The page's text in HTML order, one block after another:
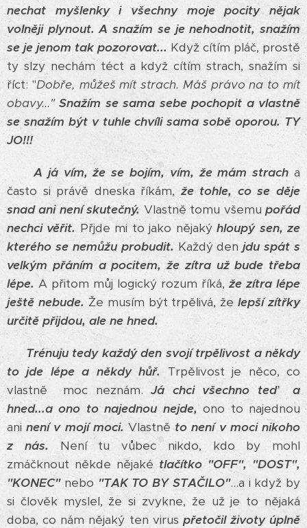
nechat myšlenky i všechny moje pocity nějak
volněji plynout. A snažím se je nehodnotit, snažím
se je jenom tak pozorovat... Když cítím pláč, prostě
ty slzy nechám téct a když cítím strach, snažím si
říct: "Dobře, můžeš mít strach. Máš právo na to mít
obavy..."Snažím se sama sebe pochopit a vlastně
se snažím být v tuhle chvíli sama sobě oporou. TY
JO!!!
A já vím, že se bojím, vím, že mám strach a
často si právě dneska říkám,že tohle, co se děje
snad ani není skutečný. Vlastně tomu všemupořád
nechci věřit. Přjde mi to jako nějakýhloupý sen, ze
kterého se nemůžu probudit. Každý denjdu spát s
velkým přáním a pocitem, že zítra už bude třeba
lépe. A přitom můj logický rozum říká, že zítra lépe
ještě nebude. Že musím být trpělivá, želepší zítřky
určitě přijdou, ale ne hned.
Trénuju tedy každý den svojí trpělivost a někdy
to jde lépe a někdy hůř.
Trpělivost je něco, co
vlastně moc neznám.Já chci všechno teď a
hned...a ono to najednou nejde,ono to najednou
aninení v mojí moci.Vlastně to není v moci nikoho
z nás. Není tu vůbec nikdo, kdo by mohl
zmáčknout někde nějaké tlačítko "OFF", "DOST",
"KONEC"nebo "TAK TO BY STAČILO"...a i když by
si člověk myslel, že si zvykne, že už je to nějaká
doba, co nám nějaký ten virus přetočil životy úplně